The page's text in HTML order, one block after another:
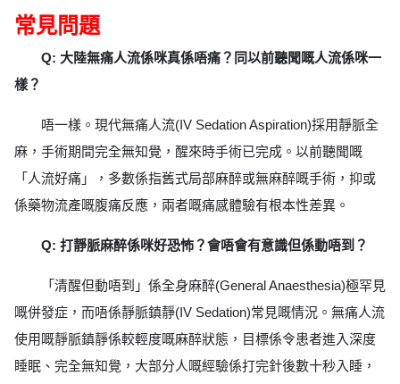
常見問題
Q: 大陸無痛人流係咪真係唔痛？同以前聽聞嘅人流係咪一
樣？
唔一樣。現代無痛人流(IV Sedation Aspiration)採用靜脈全
麻，手術期間完全無知覺，醒來時手術已完成。以前聽聞嘅
「人流好痛」，多數係指舊式局部麻醉或無麻醉嘅手術，抑或
係藥物流產嘅腹痛反應，兩者嘅痛感體驗有根本性差異。
Q: 打靜脈麻醉係咪好恐怖？會唔會有意識但係動唔到？
「清醒但動唔到」係全身麻醉(General Anaesthesia)極罕見
嘅併發症，而唔係靜脈鎮靜(IV Sedation)常見嘅情況。無痛人流
使用嘅靜脈鎮靜係較輕度嘅麻醉狀態，目標係令患者進入深度
睡眠、完全無知覺，大部分人嘅經驗係打完針後數十秒入睡，